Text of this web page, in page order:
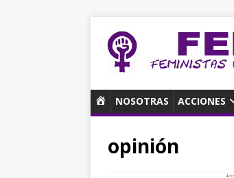
N
C
NOSOTRAS ACCIONES
opinión